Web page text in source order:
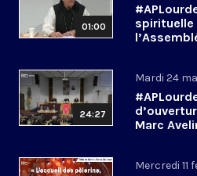
01:00
24:27
Mardi 24
Marc
Mercredi 11